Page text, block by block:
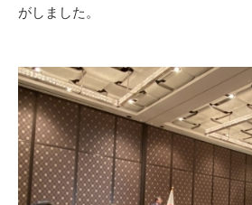
がしました。